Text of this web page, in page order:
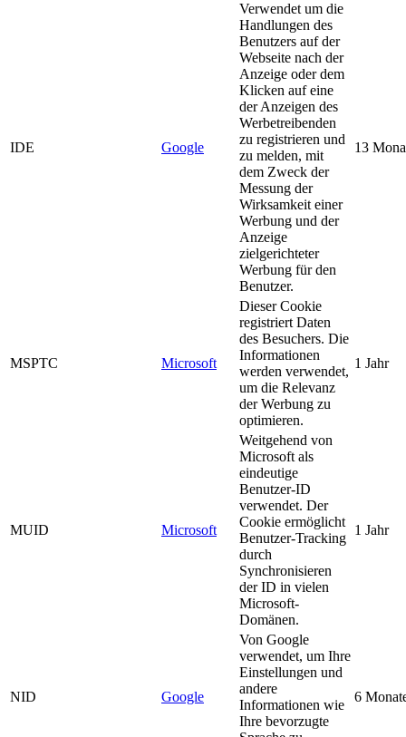
IDE Google
Verwendet um die
Handlungen des
Benutzers auf der
Webseite nach der
Anzeige oder dem
Klicken auf eine
der Anzeigen des
Werbetreibenden
zu registrieren und
zu melden, mit
dem Zweck der
Messung der
Wirksamkeit einer
Werbung und der
Anzeige
zielgerichteter
Werbung für den
Benutzer.
13
MSPTC Microsoft
Dieser Cookie
registriert Daten
des Besuchers. Die
Informationen
werden verwendet,
um die Relevanz
der Werbung zu
optimieren.
1 Jahr
MUID Microsoft
Weitgehend von
Microsoft als
eindeutige
Benutzer-ID
verwendet. Der
Cookie ermöglicht
Benutzer-Tracking
durch
Synchronisieren
der ID in vielen
Microsoft-
Domänen.
1 Jahr
NID Google
Von Google
verwendet, um Ihre
Einstellungen und
andere
Informationen wie
Ihre bevorzugte
6